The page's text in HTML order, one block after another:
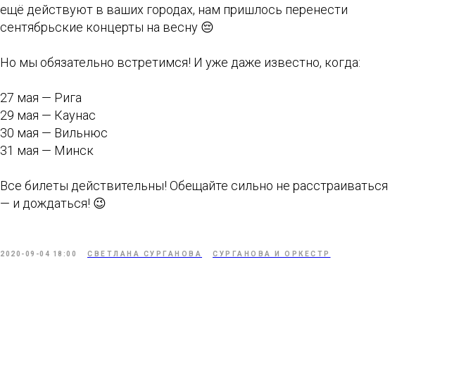
ещё действуют в ваших городах, нам пришлось перенести
сентябрьские концерты на весну 😔
Но мы обязательно встретимся! И уже даже известно, когда:
27 мая — Рига
29 мая — Каунас
30 мая — Вильнюс
31 мая — Минск
Все билеты действительны! Обещайте сильно не расстраиваться
— и дождаться! 😉
2020-09-04 18:00 СВЕТЛАНА СУРГАНОВА СУРГАНОВА И ОРКЕСТР